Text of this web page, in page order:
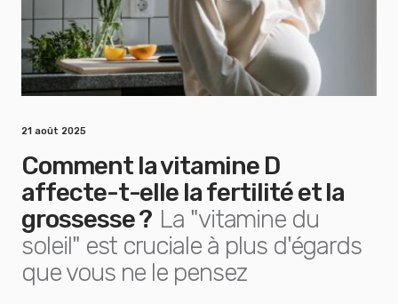
21 août 2025
Comment la vitamine D
affecte-t-elle la fertilité et la
grossesse ? La "vitamine du
soleil" est cruciale à plus d'égards
que vous ne le pensez